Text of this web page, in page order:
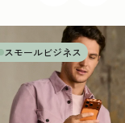
スモールビジネス